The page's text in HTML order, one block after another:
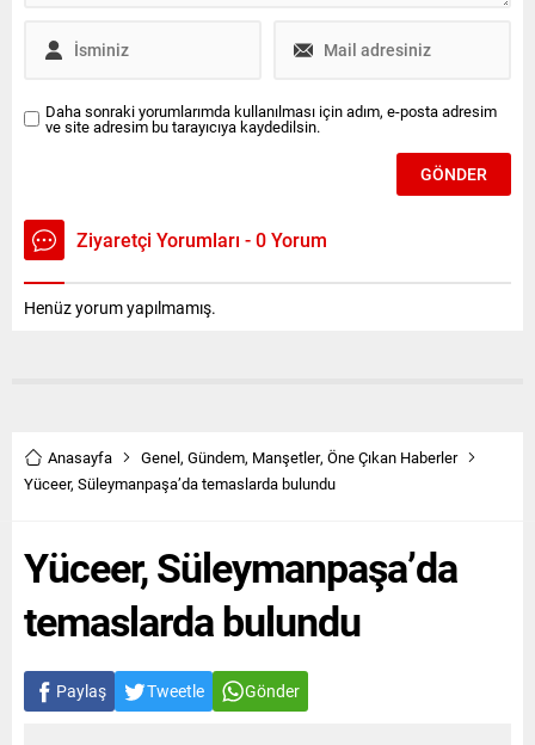
Daha sonraki yorumlarımda kullanılması için adım, e-posta adresim
ve site adresim bu tarayıcıya kaydedilsin.
Ziyaretçi Yorumları - 0 Yorum
Henüz yorum yapılmamış.
Anasayfa Genel, Gündem, Manşetler, Öne Çıkan Haberler
Yüceer, Süleymanpaşa’da temaslarda bulundu
Yüceer, Süleymanpaşa’da
temaslarda bulundu
Paylaş Tweetle Gönder